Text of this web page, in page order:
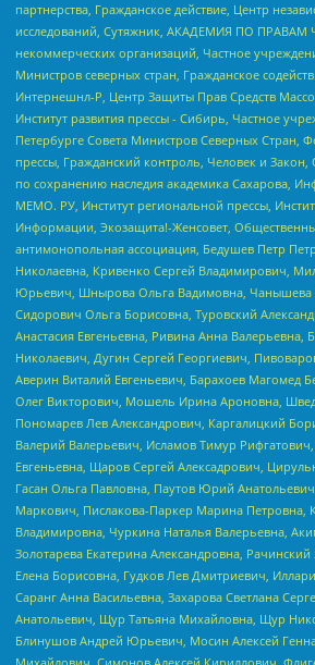
партнерства, Гражданское действие, Центр
исследований, Сутяжник, АКАДЕМИЯ ПО ПРАВАМ
некоммерческих организаций, Частное
Министров северных стран, Гражданское
Интернешнл-Р, Центр Защиты Прав Средств
Институт развития прессы - Сибирь, Частное
Петербурге Совета Министров Северных Стран,
прессы, Гражданский контроль, Человек и
по сохранению наследия академика Сахарова,
МЕМО. РУ, Институт региональной прессы,
Информации, Экозащита!-Женсовет,
антимонопольная ассоциация, Бедушев Петр
Николаевна, Кривенко Сергей Владимирович,
Юрьевич, Шнырова Ольга Вадимовна, Чанышева
Сидорович Ольга Борисовна, Туровский
Анастасия Евгеньевна, Ривина Анна Валерьевна,
Николаевич, Дугин Сергей Георгиевич,
Аверин Виталий Евгеньевич, Барахоев Магомед
Олег Викторович, Мошель Ирина Ароновна,
Пономарев Лев Александрович, Каргалицкий
Валерий Валерьевич, Исламов Тимур
Евгеньевна, Щаров Сергей Алексадрович,
Гасан Ольга Павловна, Паутов Юрий
Маркович, Пислакова-Паркер Марина Петровна,
Владимировна, Чуркина Наталья Валерьевна,
Золотарева Екатерина Александровна,
Елена Борисовна, Гудков Лев Дмитриевич,
Саранг Анна Васильевна, Захарова Светлана
Анатольевич, Щур Татьяна Михайловна, Щур
Блинушов Андрей Юрьевич, Мосин Алексей